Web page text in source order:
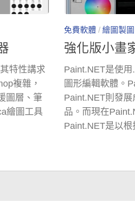
特性講求
複雜，
圖層、筆
繪圖工具
免費軟體 / 繪圖製圖
強化版小畫
Paint.NET是使
圖形編輯軟體。
Paint.NET則發
品。而現在
Paint.NET是以根